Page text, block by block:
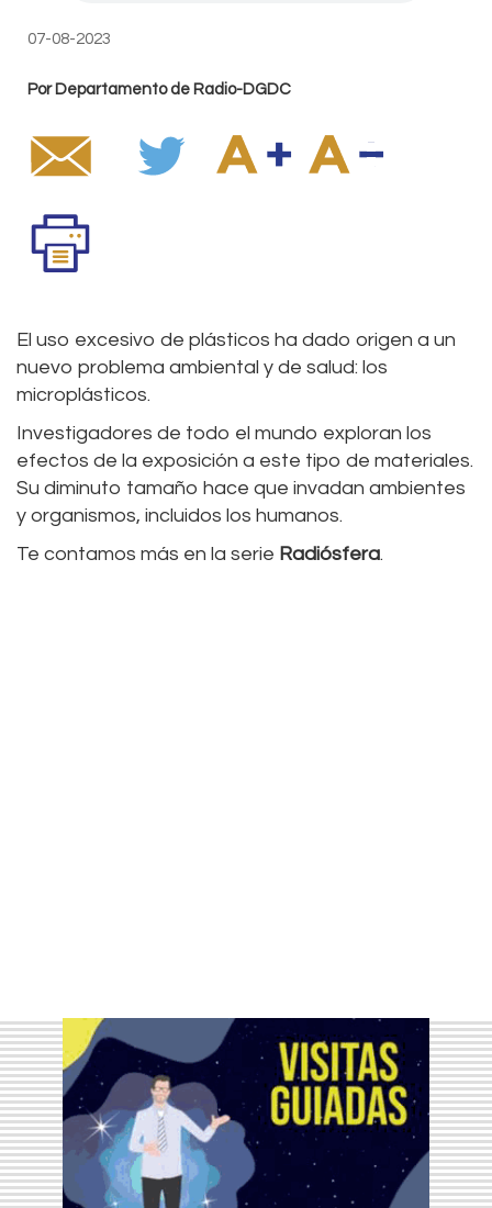
07-08-2023
Por Departamento de Radio-DGDC
El uso excesivo de plásticos ha dado origen a un
nuevo problema ambiental y de salud: los
microplásticos.
Investigadores de todo el mundo exploran los
efectos de la exposición a este tipo de materiales.
Su diminuto tamaño hace que invadan ambientes
y organismos, incluidos los humanos.
Te contamos más en la serie Radiósfera.